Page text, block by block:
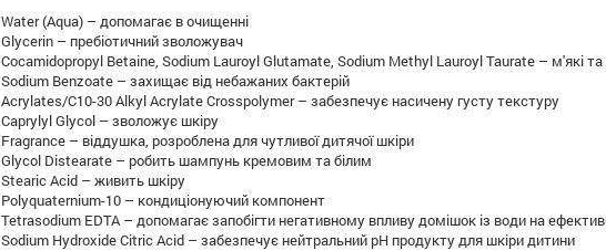
Water (Aqua) – допомагає в очищенні
Glycerin – пребіотичний зволожувач
Cocamidopropyl Betaine, Sodium Lauroyl Glutamate, Sodium Methyl Lauroyl Taurate – м'які
Sodium Benzoate – захищає від небажаних бактерій
Acrylates/C10-30 Alkyl Acrylate Crosspolymer – забезпечує насичену густу текстуру
Caprylyl Glycol – зволожує шкіру
Fragrance – віддушка, розроблена для чутливої дитячої шкіри
Glycol Distearate – робить шампунь кремовим та білим
Stearic Acid – живить шкіру
Polyquaternium-10 – кондиціонуючий компонент
Tetrasodium EDTA – допомагає запобігти негативному впливу домішок із води на
Sodium Hydroxide Citric Acid – забезпечує нейтральний рН продукту для шкіри дитини